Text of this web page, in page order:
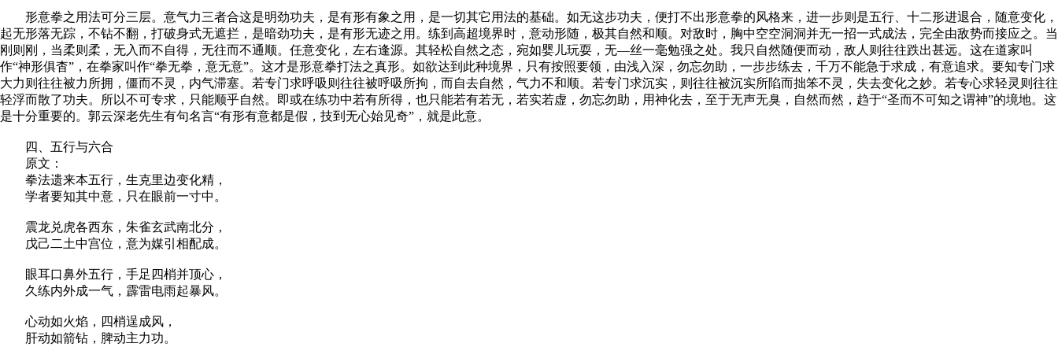
形意拳之用法可分三层。意气力三者合这是明劲功夫，是有形有象之用，是一切其它用法的基础。如无这步功夫，便打不出形意拳的风格来，进一步则是五行、十二形进退合，随意变化，
起无形落无踪，不钻不翻，打破身式无遮拦，是暗劲功夫，是有形无迹之用。练到高超境界时，意动形随，极其自然和顺。对敌时，胸中空空洞洞并无一招一式成法，完全由敌势而接应之。当
刚则刚，当柔则柔，无入而不自得，无往而不通顺。任意变化，左右逢源。其轻松自然之态，宛如婴儿玩耍，无—丝一毫勉强之处。我只自然随便而动，敌人则往往跌出甚远。这在道家叫
作“神形俱杳”，在拳家叫作“拳无拳，意无意”。这才是形意拳打法之真形。如欲达到此种境界，只有按照要领，由浅入深，勿忘勿助，一步步练去，千万不能急于求成，有意追求。要知专门求
大力则往往被力所拥，僵而不灵，内气滞塞。若专门求呼吸则往往被呼吸所拘，而自去自然，气力不和顺。若专门求沉实，则往往被沉实所陷而拙笨不灵，失去变化之妙。若专心求轻灵则往往
轻浮而散了功夫。所以不可专求，只能顺乎自然。即或在练功中若有所得，也只能若有若无，若实若虚，勿忘勿助，用神化去，至于无声无臭，自然而然，趋于“圣而不可知之谓神”的境地。这
是十分重要的。郭云深老先生有句名言“有形有意都是假，技到无心始见奇”，就是此意。
四、五行与六合
原文：
拳法遗来本五行，生克里边变化精，
学者要知其中意，只在眼前一寸中。
震龙兑虎各西东，朱雀玄武南北分，
戊己二土中宫位，意为媒引相配成。
眼耳口鼻外五行，手足四梢并顶心，
久练内外成一气，霹雷电雨起暴风。
心动如火焰，四梢逞成风，
肝动如箭钻，脾动主力功。